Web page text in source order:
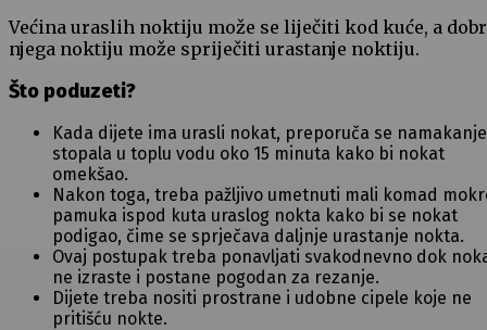
Većina uraslih noktiju može se liječiti kod kuće, a
njega noktiju može spriječiti urastanje noktiju.
Što poduzeti?
Kada dijete ima urasli nokat, preporuča se namakanje
stopala u toplu vodu oko 15 minuta kako bi nokat
omekšao.
Nakon toga, treba pažljivo umetnuti mali komad
pamuka ispod kuta uraslog nokta kako bi se nokat
podigao, čime se sprječava daljnje urastanje nokta.
Ovaj postupak treba ponavljati svakodnevno dok
ne izraste i postane pogodan za rezanje.
Dijete treba nositi prostrane i udobne cipele koje ne
pritišću nokte.